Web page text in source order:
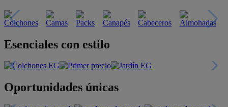
Esenciales con estilo
Oportunidades únicas